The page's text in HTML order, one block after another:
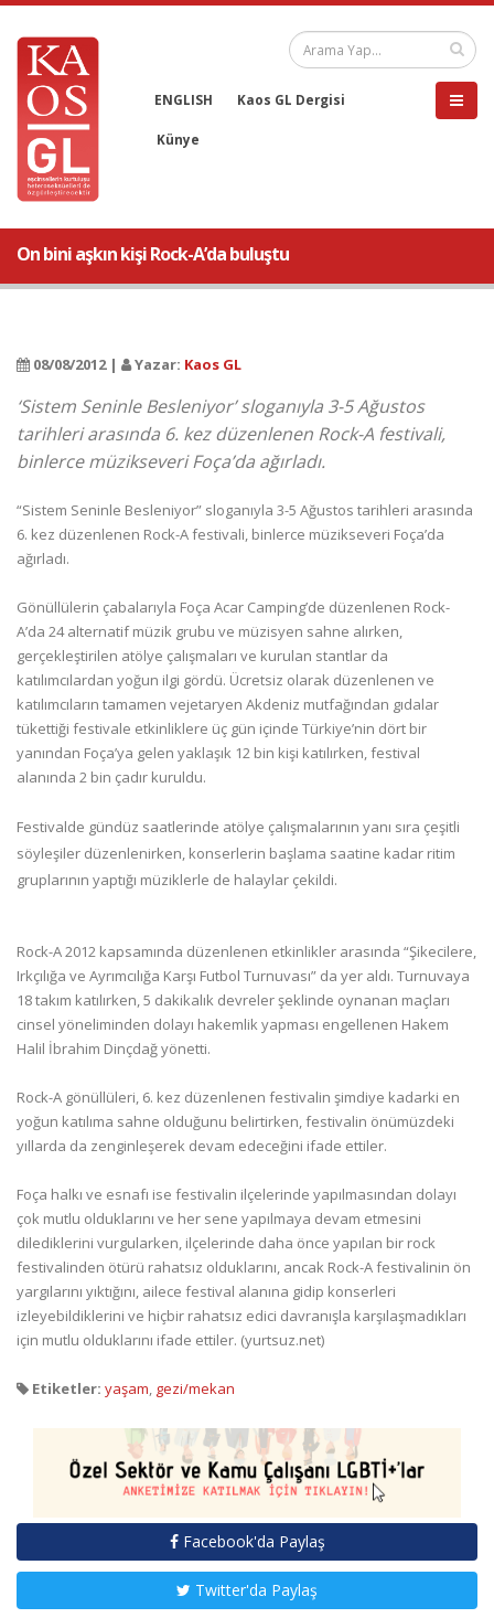
ENGLISH Kaos GL Dergisi
Künye
On bini aşkın kişi Rock-A’da buluştu
08/08/2012 | Yazar: Kaos GL
‘Sistem Seninle Besleniyor’ sloganıyla 3-5 Ağustos
tarihleri arasında 6. kez düzenlenen Rock-A festivali,
binlerce müzikseveri Foça’da ağırladı.
“Sistem Seninle Besleniyor” sloganıyla 3-5 Ağustos tarihleri arasında
6. kez düzenlenen Rock-A festivali, binlerce müzikseveri Foça’da
ağırladı.
Gönüllülerin çabalarıyla Foça Acar Camping’de düzenlenen Rock-
A’da 24 alternatif müzik grubu ve müzisyen sahne alırken,
gerçekleştirilen atölye çalışmaları ve kurulan stantlar da
katılımcılardan yoğun ilgi gördü. Ücretsiz olarak düzenlenen ve
katılımcıların tamamen vejetaryen Akdeniz mutfağından gıdalar
tükettiği festivale etkinliklere üç gün içinde Türkiye’nin dört bir
yanından Foça’ya gelen yaklaşık 12 bin kişi katılırken, festival
alanında 2 bin çadır kuruldu.
Festivalde gündüz saatlerinde atölye çalışmalarının yanı sıra çeşitli
söyleşiler düzenlenirken, konserlerin başlama saatine kadar ritim
gruplarının yaptığı müziklerle de halaylar çekildi.
Rock-A 2012 kapsamında düzenlenen etkinlikler arasında “Şikecilere,
Irkçılığa ve Ayrımcılığa Karşı Futbol Turnuvası” da yer aldı. Turnuvaya
18 takım katılırken, 5 dakikalık devreler şeklinde oynanan maçları
cinsel yöneliminden dolayı hakemlik yapması engellenen Hakem
Halil İbrahim Dinçdağ yönetti.
Rock-A gönüllüleri, 6. kez düzenlenen festivalin şimdiye kadarki en
yoğun katılıma sahne olduğunu belirtirken, festivalin önümüzdeki
yıllarda da zenginleşerek devam edeceğini ifade ettiler.
Foça halkı ve esnafı ise festivalin ilçelerinde yapılmasından dolayı
çok mutlu olduklarını ve her sene yapılmaya devam etmesini
dilediklerini vurgularken, ilçelerinde daha önce yapılan bir rock
festivalinden ötürü rahatsız olduklarını, ancak Rock-A festivalinin ön
yargılarını yıktığını, ailece festival alanına gidip konserleri
izleyebildiklerini ve hiçbir rahatsız edici davranışla karşılaşmadıkları
için mutlu olduklarını ifade ettiler. (yurtsuz.net)
Etiketler: yaşam, gezi/mekan
Facebook'da Paylaş
Twitter'da Paylaş